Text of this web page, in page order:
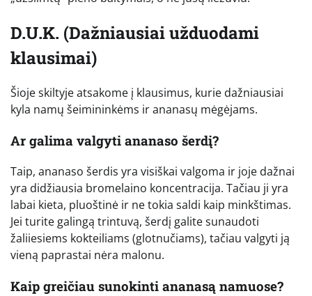
D.U.K. (Dažniausiai užduodami
klausimai)
Šioje skiltyje atsakome į klausimus, kurie dažniausiai
kyla namų šeimininkėms ir ananasų mėgėjams.
Ar galima valgyti ananaso šerdį?
Taip, ananaso šerdis yra visiškai valgoma ir joje dažnai
yra didžiausia bromelaino koncentracija. Tačiau ji yra
labai kieta, pluoštinė ir ne tokia saldi kaip minkštimas.
Jei turite galingą trintuvą, šerdį galite sunaudoti
žaliiesiems kokteiliams (glotnučiams), tačiau valgyti ją
vieną paprastai nėra malonu.
Kaip greičiau sunokinti ananasą namuose?